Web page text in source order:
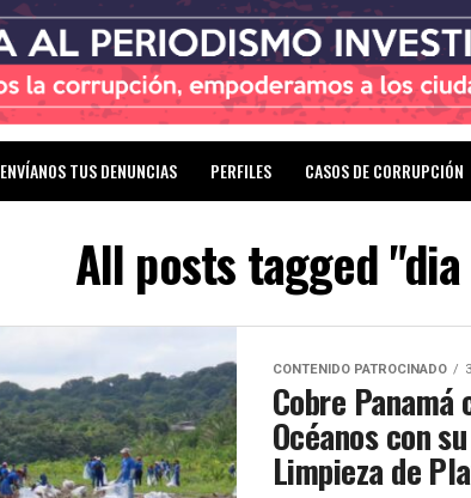
ENVÍANOS TUS DENUNCIAS PERFILES CASOS DE CORRUPCIÓN
All posts tagged
CONTENIDO PATROCINADO
Cobre
Océanos con
Limpieza de